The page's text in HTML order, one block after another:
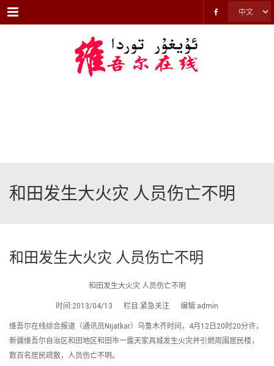
Menu
和田发生大火灾 人员伤亡不明
和田发生大火灾 人员伤亡不明
和田发生大火灾 人员伤亡不明
时间:2013/04/13 栏目:紧急关注 编辑:admin
维吾尔在线综合报道（通讯员Nijatkar）乌鲁木齐时间，4月12日20时20分许，
新疆维吾尔自治区和田地区和田市一露天家具城发生火灾并引燃周围居民楼，
数百名居民疏散，人员伤亡不明。